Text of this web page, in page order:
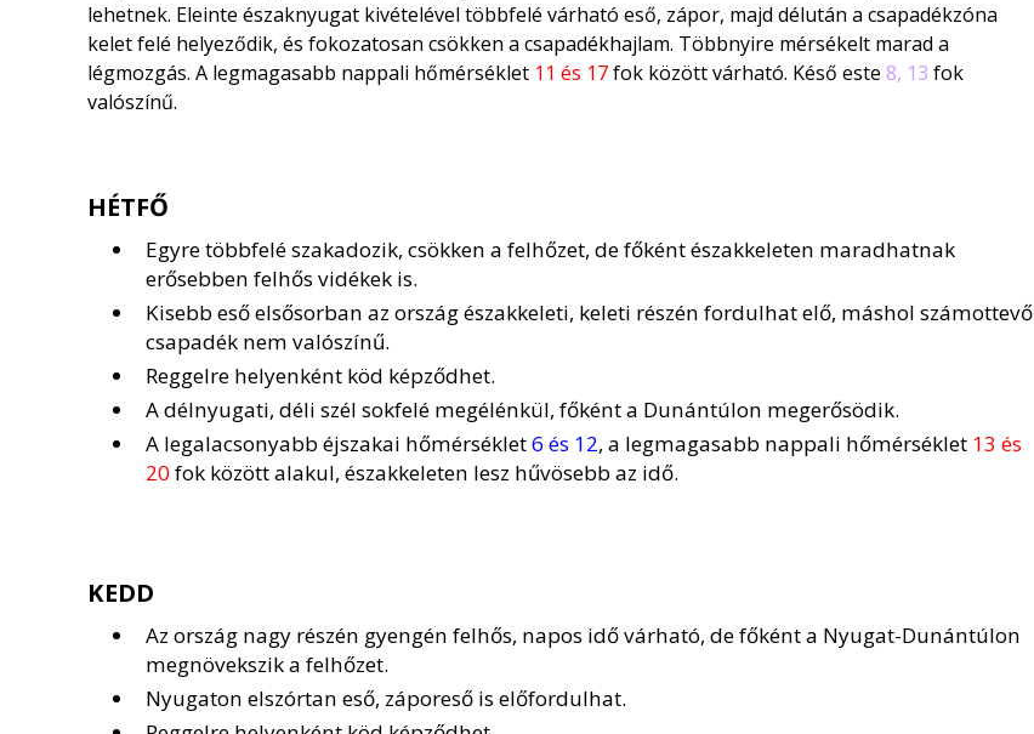
lehetnek. Eleinte északnyugat kivételével többfelé várható eső, zápor, majd délután a csapadékzóna
kelet felé helyeződik, és fokozatosan csökken a csapadékhajlam. Többnyire mérsékelt marad a
légmozgás. A legmagasabb nappali hőmérséklet 11 és 17fok között várható. Késő este 8, 13 fok
valószínű.
HÉTFŐ
Egyre többfelé szakadozik, csökken a felhőzet, de főként északkeleten maradhatnak
erősebben felhős vidékek is.
Kisebb eső elsősorban az ország északkeleti, keleti részén fordulhat elő, máshol számottevő
csapadék nem valószínű.
Reggelre helyenként köd képződhet.
A délnyugati, déli szél sokfelé megélénkül, főként a Dunántúlon megerősödik.
A legalacsonyabb éjszakai hőmérséklet6 és 12, a legmagasabb nappali hőmérséklet 13 és
20fok között alakul, északkeleten lesz hűvösebb az idő.
KEDD
Az ország nagy részén gyengén felhős, napos idő várható, de főként a Nyugat-Dunántúlon
megnövekszik a felhőzet.
Nyugaton elszórtan eső, záporeső is előfordulhat.